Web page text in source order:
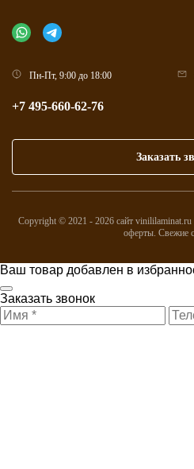
Пн-Пт, 9:00 до 18:00
+7 495-660-62-76
Заказать
Copyright © 2021 - 2026 сайт vinililaminat.ru
оферты. Свежие
Ваш товар добавлен в
Заказать звонок